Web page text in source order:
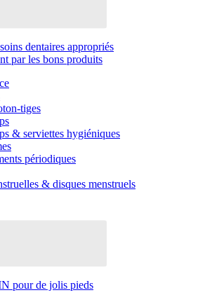
dentaires appropriés
par les bons produits
tiges
& serviettes hygiéniques
périodiques
& disques menstruels
pour de jolis pieds